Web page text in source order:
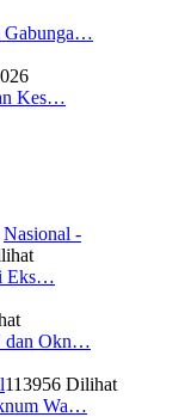
Gabunga…
Kes…
Nasional -
Eks…
dan Okn…
113956 Dilihat
Wa…